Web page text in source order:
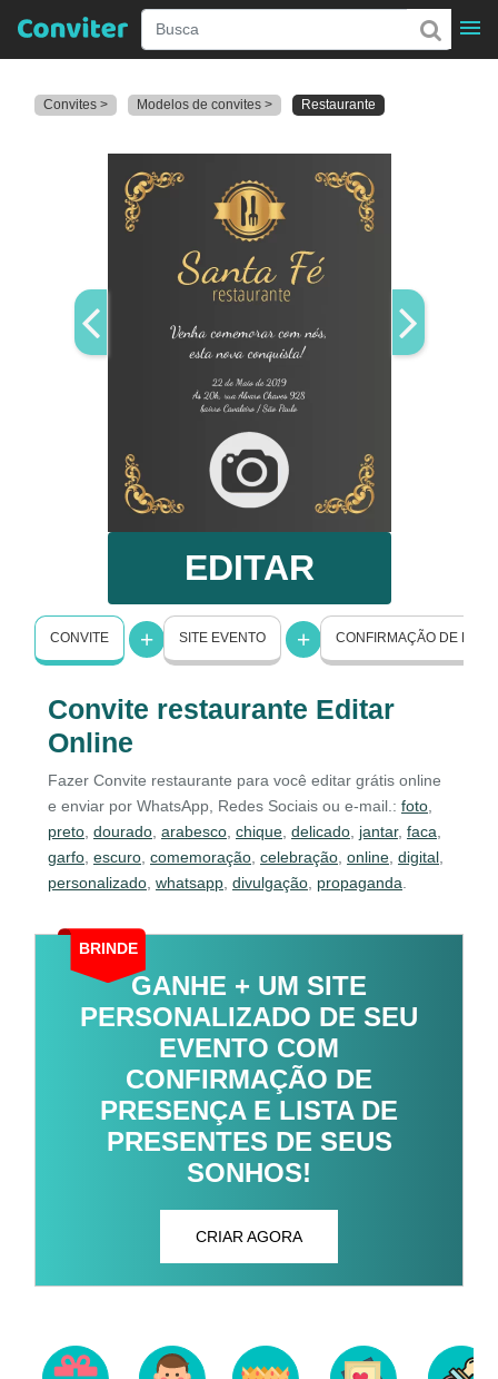
Convites > Modelos de convites > Restaurante
EDITAR
CONVITE SITE EVENTO CONFIRMAÇÃO DE
Convite restaurante Editar
Online
Fazer Convite restaurante para você editar grátis online
e enviar por WhatsApp, Redes Sociais ou e-mail.: foto
preto dourado arabesco chique delicado jantar, faca
garfo escuro comemoração celebração online digital
personalizado whatsapp divulgação propaganda
BRINDE
GANHE + UM SITE
PERSONALIZADO DE SEU
EVENTO COM
CONFIRMAÇÃO DE
PRESENÇA E LISTA DE
PRESENTES DE SEUS
SONHOS!
CRIAR AGORA